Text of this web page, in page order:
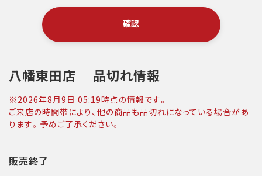
確認
八幡東田店 品切れ情報
※ 2026年8月9日 05:19時点の情報です。
ご来店の時間帯により、他の商品も品切れになっている場合があ
ります。予めご了承ください。
販売終了